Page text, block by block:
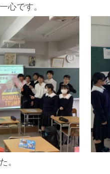
心です。
。